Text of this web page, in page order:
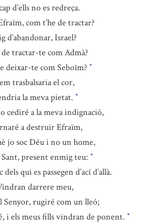
d’ells no es redreça.
com t’he de tractar?
d’abandonar, Israel?
de tractar-te com Admà?
deixar-te com Seboïm? *
trasbalsaria el cor,
la meva pietat. *
cediré a la meva indignació,
a destruir Efraïm,
jo soc Déu i no un home,
Sant, present enmig teu: *
dels qui es passegen d’ací d’allà.
darrere meu,
Senyor, rugiré com un lleó;
i els meus fills vindran de ponent. *